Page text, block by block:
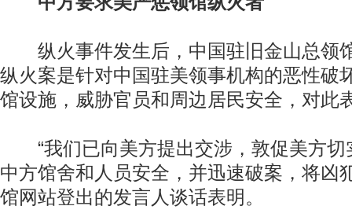
纵火事件发生后，中国驻旧金山总领
纵火案是针对中国驻美领事机构的恶性破
馆设施，威胁官员和周边居民安全，对此
“我们已向美方提出交涉，敦促美方切
中方馆舍和人员安全，并迅速破案，将凶
馆网站登出的发言人谈话表明。